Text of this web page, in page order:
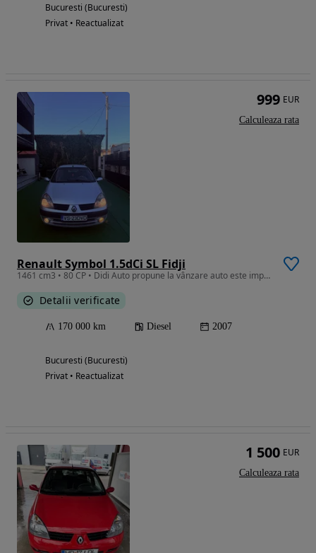
Bucuresti (Bucuresti)
Privat • Reactualizat
Renault Symbol 1.5dCi SL Fidji
1461 cm3 • 80 CP • Didi Auto propune la vânzare auto este impecabila 10/10 Merita vazuta
Detalii verificate
170 000 km Diesel 2007
Bucuresti (Bucuresti)
Privat • Reactualizat
999 EUR
Calculeaza rata
1 500 EUR
Calculeaza rata